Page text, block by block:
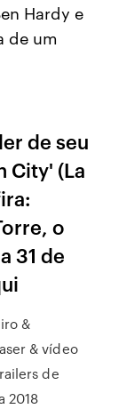
Hardy e
de um
de seu
City' (La
o
31 de
&
& vídeo
de
2018